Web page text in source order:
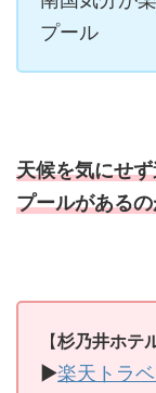
プール
天候を気にせ
プールがある
【杉乃井ホテ
▶楽天トラ